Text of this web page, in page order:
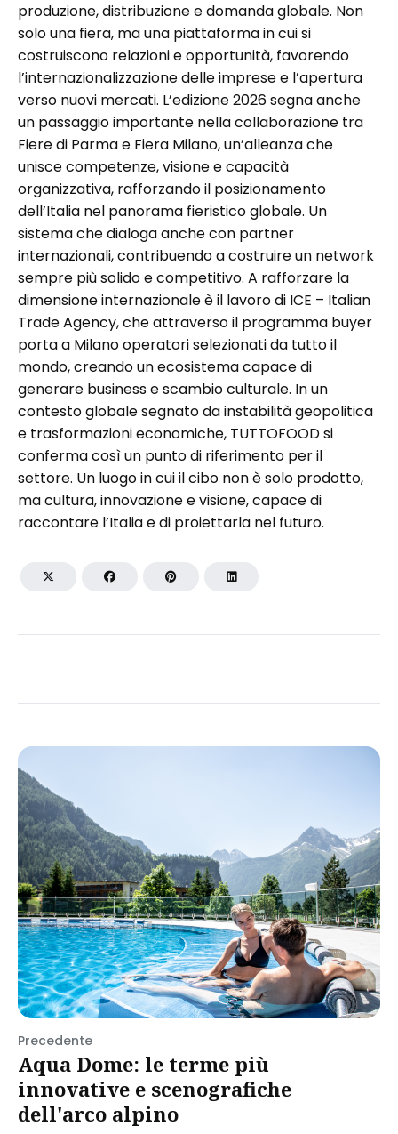
produzione, distribuzione e domanda globale. Non
solo una fiera, ma una piattaforma in cui si
costruiscono relazioni e opportunità, favorendo
l’internazionalizzazione delle imprese e l’apertura
verso nuovi mercati. L’edizione 2026 segna anche
un passaggio importante nella collaborazione tra
Fiere di Parma e Fiera Milano, un’alleanza che
unisce competenze, visione e capacità
organizzativa, rafforzando il posizionamento
dell’Italia nel panorama fieristico globale. Un
sistema che dialoga anche con partner
internazionali, contribuendo a costruire un network
sempre più solido e competitivo. A rafforzare la
dimensione internazionale è il lavoro di ICE – Italian
Trade Agency, che attraverso il programma buyer
porta a Milano operatori selezionati da tutto il
mondo, creando un ecosistema capace di
generare business e scambio culturale. In un
contesto globale segnato da instabilità geopolitica
e trasformazioni economiche, TUTTOFOOD si
conferma così un punto di riferimento per il
settore. Un luogo in cui il cibo non è solo prodotto,
ma cultura, innovazione e visione, capace di
raccontare l’Italia e di proiettarla nel futuro.
Precedente
Aqua Dome: le terme più
innovative e scenografiche
dell'arco alpino